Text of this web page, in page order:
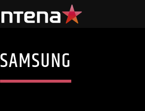
SAMSUNG